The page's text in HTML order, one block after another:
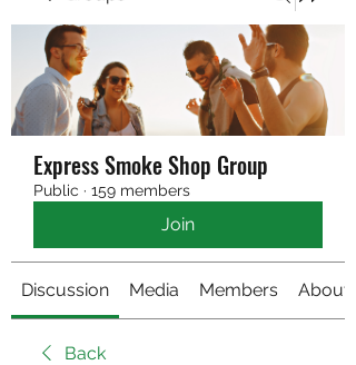
Express Smoke Shop Group
Public · 159 members
Join
Discussion Media Members About
Back